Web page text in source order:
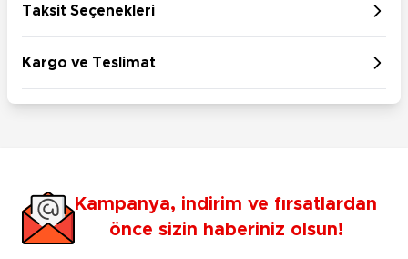
Taksit Seçenekleri
Kargo ve Teslimat
Kampanya, indirim ve fırsatlardan
önce sizin haberiniz olsun!